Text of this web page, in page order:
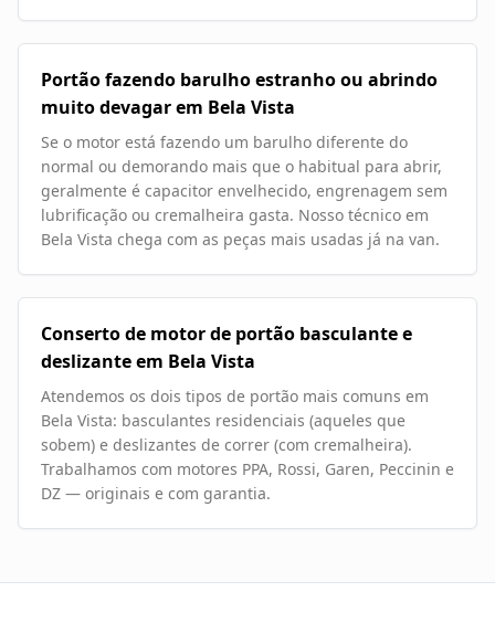
Portão fazendo barulho estranho ou abrindo
muito devagar em Bela Vista
Se o motor está fazendo um barulho diferente do
normal ou demorando mais que o habitual para abrir,
geralmente é capacitor envelhecido, engrenagem sem
lubrificação ou cremalheira gasta. Nosso técnico em
Bela Vista chega com as peças mais usadas já na van.
Conserto de motor de portão basculante e
deslizante em Bela Vista
Atendemos os dois tipos de portão mais comuns em
Bela Vista: basculantes residenciais (aqueles que
sobem) e deslizantes de correr (com cremalheira).
Trabalhamos com motores PPA, Rossi, Garen, Peccinin e
DZ — originais e com garantia.